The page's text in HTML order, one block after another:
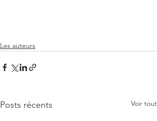
Les auteurs
Posts récents Voir tout